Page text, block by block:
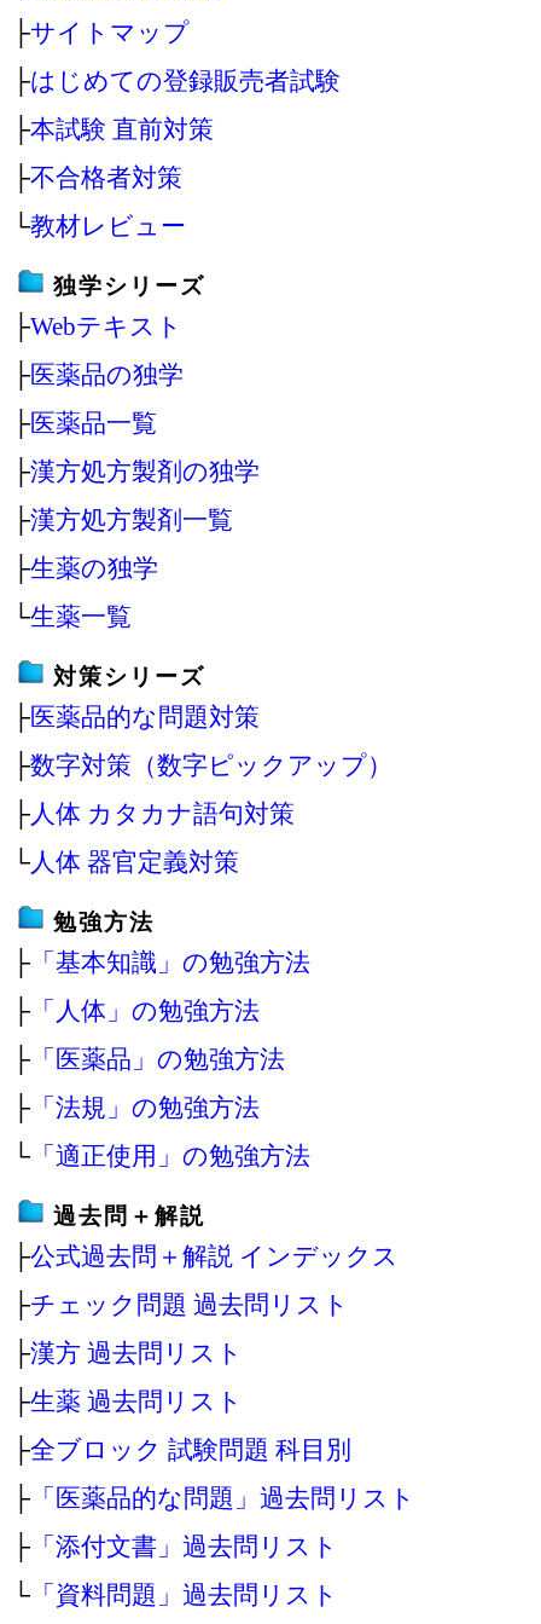
├サイトマップ
├はじめての登録販売者試験
├本試験 直前対策
├不合格者対策
└教材レビュー
独学シリーズ
├Webテキスト
├医薬品の独学
├医薬品一覧
├漢方処方製剤の独学
├漢方処方製剤一覧
├生薬の独学
└生薬一覧
対策シリーズ
├医薬品的な問題対策
├数字対策（数字ピックアップ）
├人体 カタカナ語句対策
└人体 器官定義対策
勉強方法
├ 「基本知識」の勉強方法
├ 「人体」の勉強方法
├ 「医薬品」の勉強方法
├ 「法規」の勉強方法
└ 「適正使用」の勉強方法
過去問＋解説
├公式過去問＋解説 インデックス
├チェック問題 過去問リスト
├漢方 過去問リスト
├生薬 過去問リスト
├全ブロック 試験問題 科目別
├ 「医薬品的な問題」過去問リスト
├ 「添付文書」過去問リスト
└ 「資料問題」過去問リスト